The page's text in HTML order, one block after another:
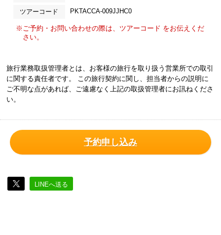
ツアーコード PKTACCA-009JJHC0
※ご予約・お問い合わせの際は、ツアーコード をお伝えくだ
さい。
旅行業務取扱管理者とは、お客様の旅行を取り扱う営業所での取引
に関する責任者です。 この旅行契約に関し、担当者からの説明に
ご不明な点があれば、ご遠慮なく上記の取扱管理者にお訊ねくださ
い。
予約申し込み
LINEへ送る